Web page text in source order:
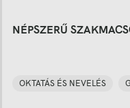
NÉPSZERŰ
OKTATÁS ÉS NEVELÉS